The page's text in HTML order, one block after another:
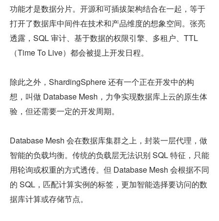
功能才是数据分片。开源和可插拔架构结合在一起，等于
打开了数据库中间件在技术和产品维度的想象空间。张亮
透露，SQL 审计、基于数据的权限引擎、多租户、TTL
（Time To Live）都会被提上开发日程。
除此之外，ShardingSphere 还有一个正在开发中的构
想，叫做 Database Mesh，力争实现数据库上云的原生体
验，但还需要一定的开发周期。
Database Mesh 会在数据库集群之上，封装一层代理，做
智能的负载均衡。传统的负载层无法识别 SQL 特征，只能
用轮询或权重的方式透传。但 Database Mesh 会根据不同
的 SQL，匹配计算实例的标签，更加智能选择要访问的数
据库计算或存储节点。